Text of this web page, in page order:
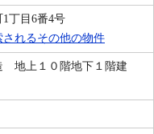
丁目6番4号
れるその他の物件
地上１０階地下１階建